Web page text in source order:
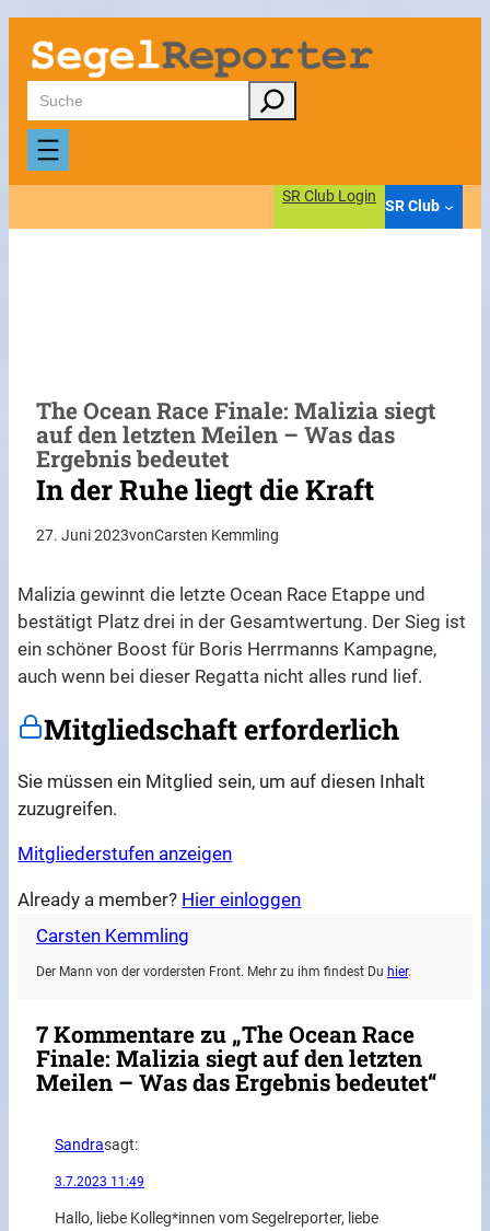
Zum
Inhalt
springen
Suchen
SR Club Login
SR Club
The Ocean Race Finale: Malizia siegt
auf den letzten Meilen – Was das
Ergebnis bedeutet
In der Ruhe liegt die Kraft
27. Juni 2023vonCarsten Kemmling
Malizia gewinnt die letzte Ocean Race Etappe und
bestätigt Platz drei in der Gesamtwertung. Der Sieg ist
ein schöner Boost für Boris Herrmanns Kampagne,
auch wenn bei dieser Regatta nicht alles rund lief.
Mitgliedschaft erforderlich
Sie müssen ein Mitglied sein, um auf diesen Inhalt
zuzugreifen.
Mitgliederstufen anzeigen
Already a member? Hier einloggen
Carsten Kemmling
Der Mann von der vordersten Front. Mehr zu ihm findest Du hier.
7 Kommentare zu „The Ocean Race
Finale: Malizia siegt auf den letzten
Meilen – Was das Ergebnis bedeutet“
Sandrasagt:
3.7.2023 11:49
Hallo, liebe Kolleg*innen vom Segelreporter, liebe